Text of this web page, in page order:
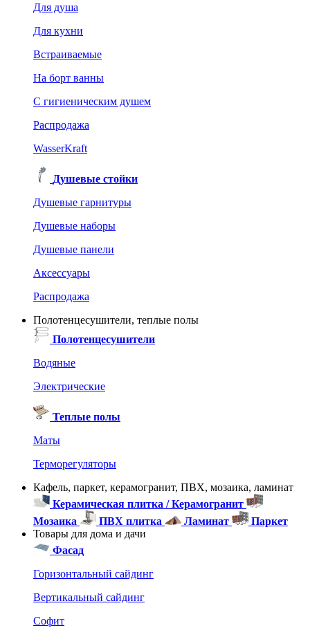
Для душа
Для кухни
Встраиваемые
На борт ванны
C гигиеническим душем
Распродажа
WasserKraft
Душевые стойки
Душевые гарнитуры
Душевые наборы
Душевые панели
Аксессуары
Распродажа
Полотенцесушители, теплые полы
Полотенцесушители
Водяные
Электрические
Теплые полы
Маты
Терморегуляторы
Кафель, паркет, керамогранит, ПВХ, мозаика, ламинат
Керамическая плитка / Керамогранит
Мозаика
ПВХ плитка Ламинат
Паркет
Товары для дома и дачи
Фасад
Горизонтальный сайдинг
Вертикальный сайдинг
Софит